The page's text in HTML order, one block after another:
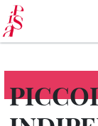
Pasar
al
contenido
principal